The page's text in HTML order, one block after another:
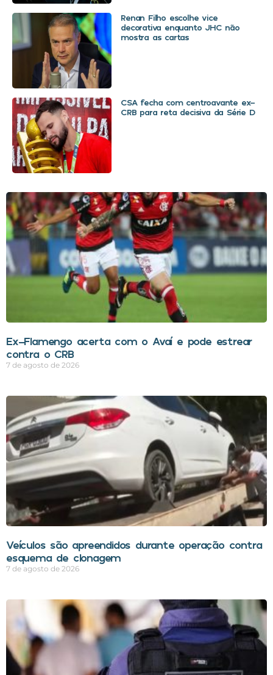
Renan Filho escolhe vice
decorativa enquanto JHC não
mostra as cartas
CSA fecha com centroavante ex-
CRB para reta decisiva da Série D
Ex-Flamengo acerta com o Avaí e pode estrear
contra o CRB
7 de agosto de 2026
Veículos são apreendidos durante operação contra
esquema de clonagem
7 de agosto de 2026